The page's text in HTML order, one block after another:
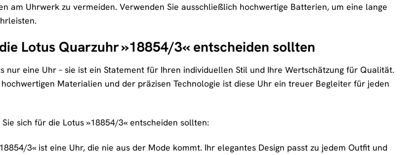
am Uhrwerk zu vermeiden. Verwenden Sie ausschließlich hochwertige Batterien, um eine lange
Lotus Quarzuhr »18854/3« entscheiden sollten
nur eine Uhr – sie ist ein Statement für Ihren individuellen Stil und Ihre Wertschätzung für Qualität.
Materialien und der präzisen Technologie ist diese Uhr ein treuer Begleiter für jeden
sich für die Lotus »18854/3« entscheiden sollten:
3« ist eine Uhr, die nie aus der Mode kommt. Ihr elegantes Design passt zu jedem Outfit und